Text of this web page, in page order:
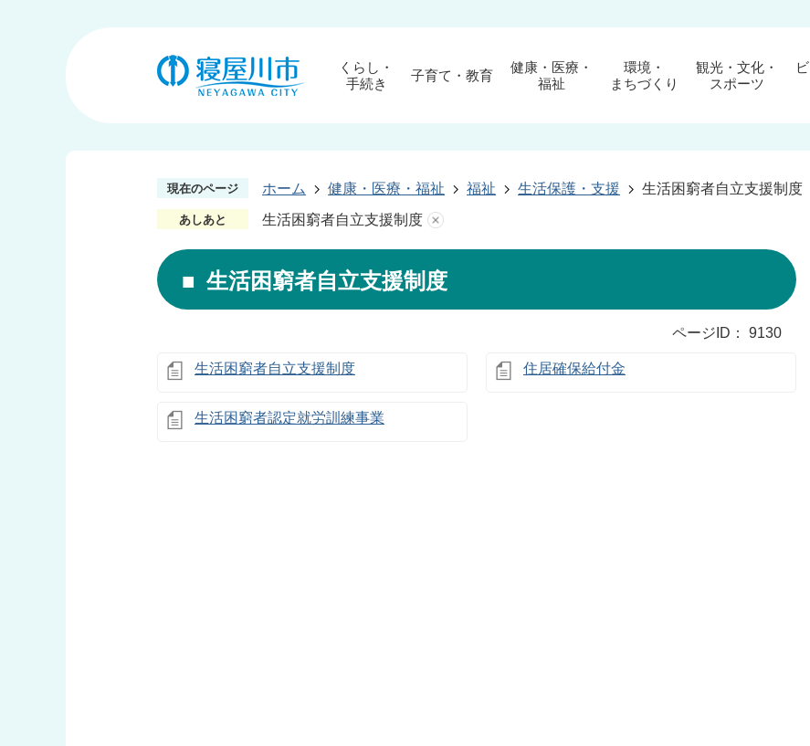
くらし・
手続き
子育て・教育
健康・医療・
福祉
環境・
まちづくり
観光・文化・
スポーツ
現在のページ ホーム 健康・医療・福祉 福祉 生活保護・支援 生活困窮者自立支援制度
あしあと 生活困窮者自立支援制度
生活困窮者自立支援制度
ページID： 9130
生活困窮者自立支援制度 住居確保給付金
生活困窮者認定就労訓練事業